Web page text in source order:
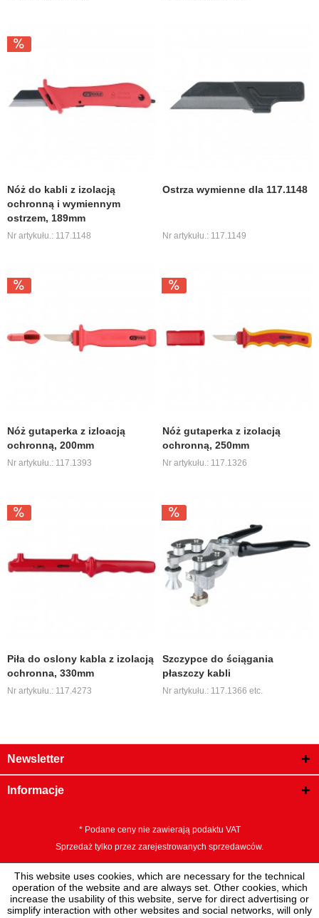
Nóż do kabli z izolacją
ochronną i wymiennym
ostrzem, 189mm
Nr artykułu.: 117.1148
Ostrza wymienne dla 117.1148
Nr artykułu.: 117.1149
Nóż gutaperka z izloacją
ochronną, 200mm
Nr artykułu.: 117.1393
Nóż gutaperka z izolacją
ochronną, 250mm
Nr artykułu.: 117.1326
Piła do oslony kabla z izolacją
ochronna, 330mm
Nr artykułu.: 117.4273
Szczypce do ściągania
płaszczy kabli
Nr artykułu.: 117.1366 etc.
Newsletter
Informacje
* Podane ceny nie zawierają podaktu VAT
Sprzedaż tylko przez zarejestrowanych sprzedawców.
This website uses cookies, which are necessary for the technical
operation of the website and are always set. Other cookies, which
increase the usability of this website, serve for direct advertising or
simplify interaction with other websites and social networks, will only